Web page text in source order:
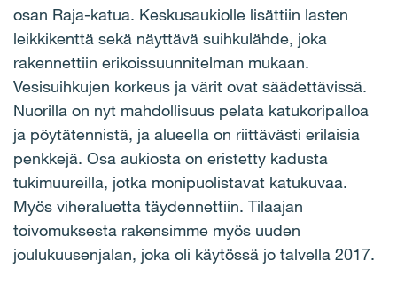
osan Raja-katua. Keskusaukiolle lisättiin lasten
leikkikenttä sekä näyttävä suihkulähde, joka
rakennettiin erikoissuunnitelman mukaan.
Vesisuihkujen korkeus ja värit ovat säädettävissä.
Nuorilla on nyt mahdollisuus pelata katukoripalloa
ja pöytätennistä, ja alueella on riittävästi erilaisia
penkkejä. Osa aukiosta on eristetty kadusta
tukimuureilla, jotka monipuolistavat katukuvaa.
Myös viheraluetta täydennettiin. Tilaajan
toivomuksesta rakensimme myös uuden
joulukuusenjalan, joka oli käytössä jo talvella 2017.